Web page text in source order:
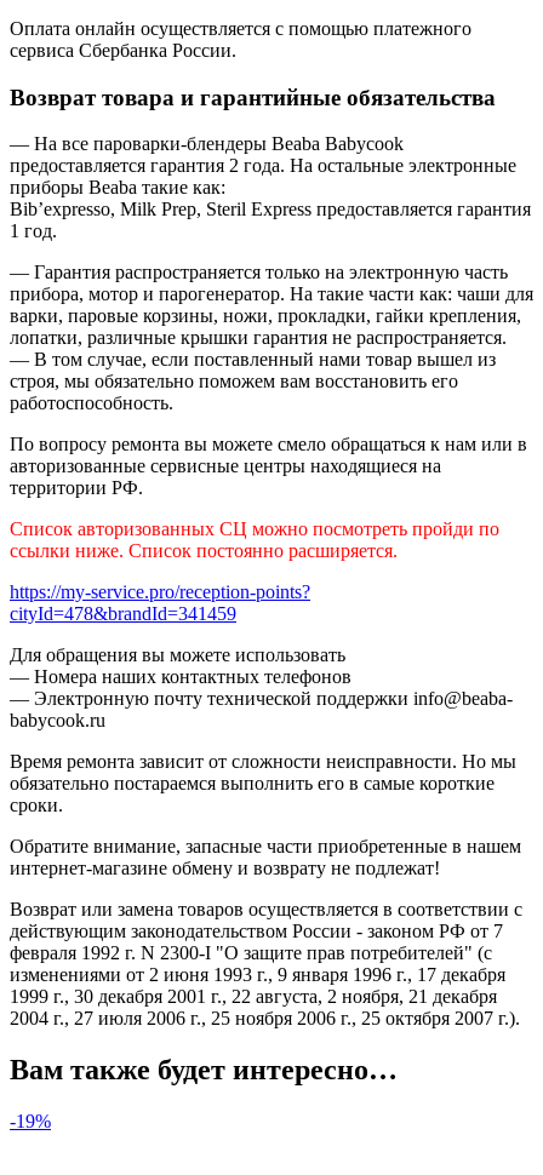
Оплата онлайн осуществляется с помощью платежного
сервиса Сбербанка России.
Возврат товара и гарантийные обязательства
— На все пароварки-блендеры Beaba Babycook
предоставляется гарантия 2 года. На остальные электронные
приборы Beaba такие как:
Bib’expresso, Milk Prep, Steril Express предоставляется гарантия
1 год.
— Гарантия распространяется только на электронную часть
прибора, мотор и парогенератор. На такие части как: чаши для
варки, паровые корзины, ножи, прокладки, гайки крепления,
лопатки, различные крышки гарантия не распространяется.
— В том случае, если поставленный нами товар вышел из
строя, мы обязательно поможем вам восстановить его
работоспособность.
По вопросу ремонта вы можете смело обращаться к нам или в
авторизованные сервисные центры находящиеся на
территории РФ.
Список авторизованных СЦ можно посмотреть пройди по
ссылки ниже. Список постоянно расширяется.
https://my-service.pro/reception-points?
cityId=478&brandId=341459
Для обращения вы можете использовать
— Номера наших контактных телефонов
— Электронную почту технической поддержки info@beaba-
babycook.ru
Время ремонта зависит от сложности неисправности. Но мы
обязательно постараемся выполнить его в самые короткие
сроки.
Обратите внимание, запасные части приобретенные в нашем
интернет-магазине обмену и возврату не подлежат!
Возврат или замена товаров осуществляется в соответствии с
действующим законодательством России - законом РФ от 7
февраля 1992 г. N 2300-I "О защите прав потребителей" (с
изменениями от 2 июня 1993 г., 9 января 1996 г., 17 декабря
1999 г., 30 декабря 2001 г., 22 августа, 2 ноября, 21 декабря
2004 г., 27 июля 2006 г., 25 ноября 2006 г., 25 октября 2007 г.).
Вам также будет интересно…
-19%